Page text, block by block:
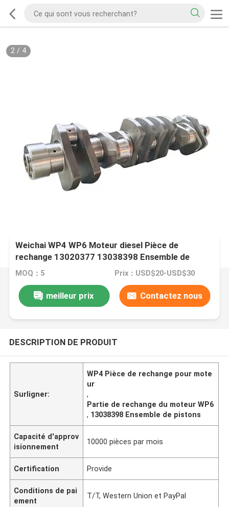
2/ 4
Weichai WP4 WP6 Moteur diesel Pièce de
rechange 13020377 13038398 Ensemble de
pistons
MOQ：5 Prix：USD$20-USD$30
meilleur prix Contactez nous
DESCRIPTION DE PRODUIT
Surligner:
WP4 Pièce de rechange pour mote
ur
,
Partie de rechange du moteur WP6
, 13038398 Ensemble de pistons
Capacité d'approv
isionnement
10000 pièces par mois
Certification Provide
Conditions de pai
ement
T/T, Western Union et PayPal